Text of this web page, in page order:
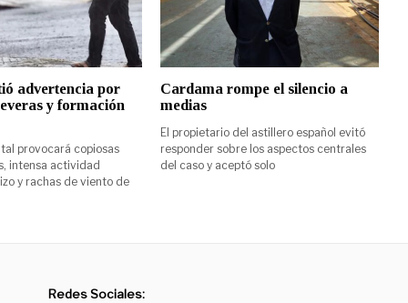
advertencia por
y formación
provocará copiosas
intensa actividad
y rachas de viento de
Cardama rompe el silencio a
medias
El propietario del astillero español evitó
responder sobre los aspectos centrales
del caso y aceptó solo
Redes Sociales: